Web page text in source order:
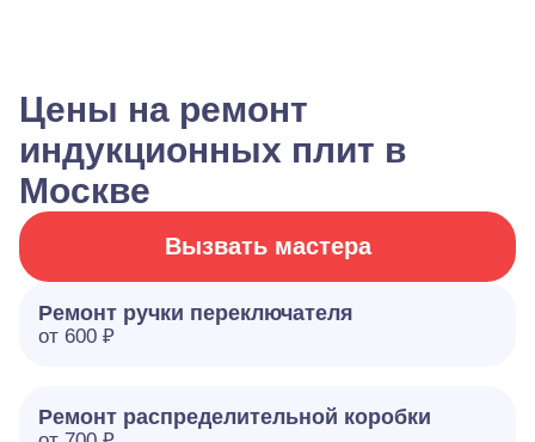
Цены на ремонт
индукционных плит в
Москве
Вызвать мастера
Ремонт ручки переключателя
от 600 ₽
Ремонт распределительной коробки